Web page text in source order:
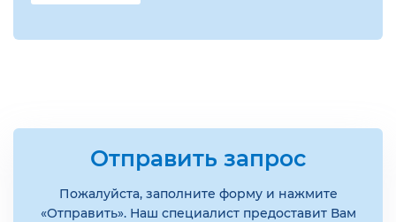
Отправить запрос
Пожалуйста, заполните форму и нажмите
«Отправить». Наш специалист предоставит Вам